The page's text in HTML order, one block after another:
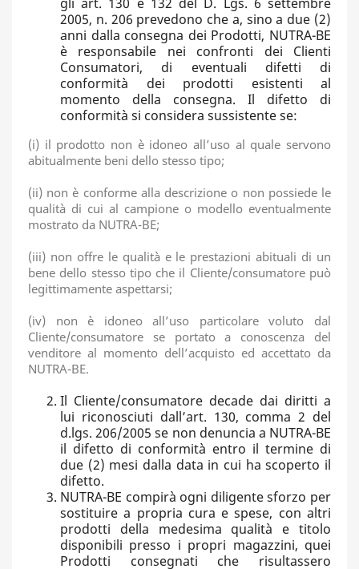
2005, n. 206 prevedono che a, sino a due (2)
anni dalla consegna dei Prodotti, NUTRA-BE
è responsabile nei confronti dei Clienti
Consumatori, di eventuali difetti di
conformità dei prodotti esistenti al
momento della consegna. Il difetto di
conformità si considera sussistente se:
(i) il prodotto non è idoneo all’uso al quale servono
abitualmente beni dello stesso tipo;
(ii) non è conforme alla descrizione o non possiede le
qualità di cui al campione o modello eventualmente
mostrato da NUTRA-BE;
(iii) non offre le qualità e le prestazioni abituali di un
bene dello stesso tipo che il Cliente/consumatore può
legittimamente aspettarsi;
(iv) non è idoneo all’uso particolare voluto dal
Cliente/consumatore se portato a conoscenza del
venditore al momento dell’acquisto ed accettato da
NUTRA-BE.
Il Cliente/consumatore decade dai diritti a
lui riconosciuti dall’art. 130, comma 2 del
d.lgs. 206/2005 se non denuncia a NUTRA-BE
il difetto di conformità entro il termine di
due (2) mesi dalla data in cui ha scoperto il
difetto.
NUTRA-BE compirà ogni diligente sforzo per
sostituire a propria cura e spese, con altri
prodotti della medesima qualità e titolo
disponibili presso i propri magazzini, quei
Prodotti consegnati che risultassero